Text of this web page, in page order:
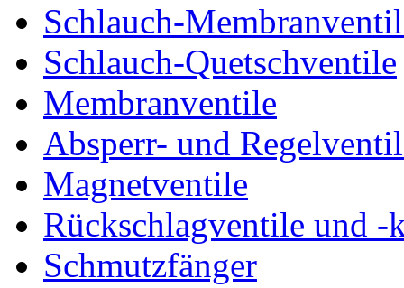
Schlauch-
Schlauch-Quetschventile
Membranventile
Absperr- und
Magnetventile
Rückschlagventile und -
Schmutzfänger